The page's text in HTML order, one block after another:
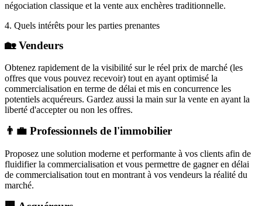
négociation classique et la vente aux enchères traditionnelle.
4. Quels intérêts pour les parties prenantes
🏡 Vendeurs
Obtenez rapidement de la visibilité sur le réel prix de marché (les
offres que vous pouvez recevoir) tout en ayant optimisé la
commercialisation en terme de délai et mis en concurrence les
potentiels acquéreurs. Gardez aussi la main sur la vente en ayant la
liberté d'accepter ou non les offres.
👨‍💼 Professionnels de l'immobilier
Proposez une solution moderne et performante à vos clients afin de
fluidifier la commercialisation et vous permettre de gagner en délai
de commercialisation tout en montrant à vos vendeurs la réalité du
marché.